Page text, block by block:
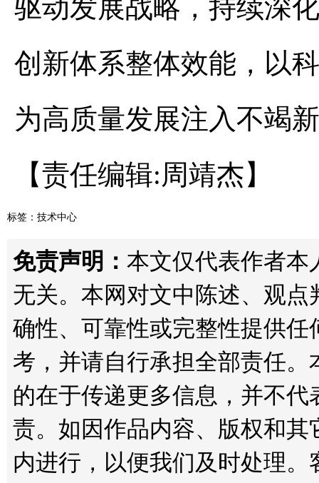
驱动发展战略，持续深
创新体系整体效能，以
为高质量发展注入不竭
【责任编辑:周靖杰】
标签： 技术中心
免责声明： 本文仅代表作者本
无关。本网对文中陈述、观
确性、可靠性或完整性提供
考，并请自行承担全部责任
的在于传递更多信息，并不
责。如因作品内容、版权和
内进行，以便我们及时处理。